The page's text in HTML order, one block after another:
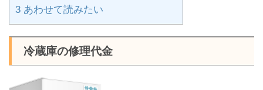
3 あわせて読みたい
冷蔵庫の修理代金